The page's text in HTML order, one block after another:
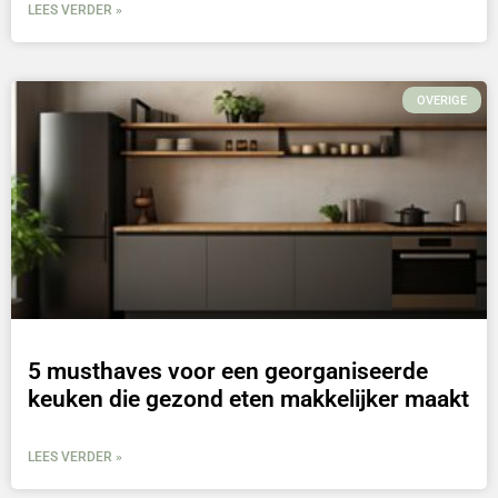
LEES VERDER »
OVERIGE
5 musthaves voor een georganiseerde
keuken die gezond eten makkelijker maakt
LEES VERDER »